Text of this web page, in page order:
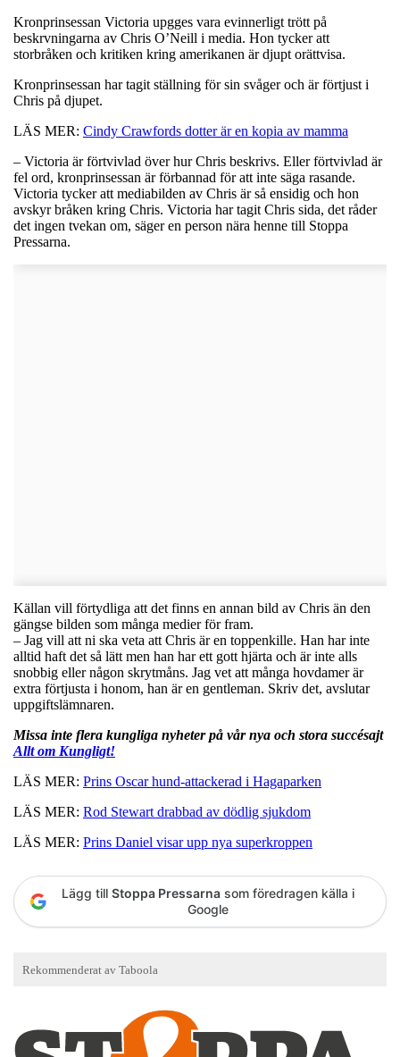
Kronprinsessan Victoria upgges vara evinnerligt trött på
beskrvningarna av Chris O’Neill i media. Hon tycker att
storbråken och kritiken kring amerikanen är djupt orättvisa.
Kronprinsessan har tagit ställning för sin svåger och är förtjust i
Chris på djupet.
LÄS MER: Cindy Crawfords dotter är en kopia av mamma
– Victoria är förtvivlad över hur Chris beskrivs. Eller förtvivlad är
fel ord, kronprinsessan är förbannad för att inte säga rasande.
Victoria tycker att mediabilden av Chris är så ensidig och hon
avskyr bråken kring Chris. Victoria har tagit Chris sida, det råder
det ingen tvekan om, säger en person nära henne till Stoppa
Pressarna.
Källan vill förtydliga att det finns en annan bild av Chris än den
gängse bilden som många medier för fram.
– Jag vill att ni ska veta att Chris är en toppenkille. Han har inte
alltid haft det så lätt men han har ett gott hjärta och är inte alls
snobbig eller någon skrytmåns. Jag vet att många hovdamer är
extra förtjusta i honom, han är en gentleman. Skriv det, avslutar
uppgiftslämnaren.
Missa inte flera kungliga nyheter på vår nya och stora succésajt
Allt om Kungligt!
LÄS MER: Prins Oscar hund-attackerad i Hagaparken
LÄS MER: Rod Stewart drabbad av dödlig sjukdom
LÄS MER: Prins Daniel visar upp nya superkroppen
Lägg till Stoppa Pressarna som föredragen källa i
Google